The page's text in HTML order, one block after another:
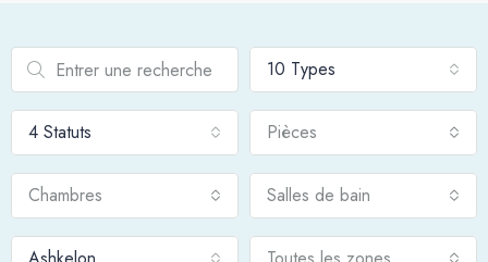
10 Types
4 Statuts Pièces
Chambres Salles de bain